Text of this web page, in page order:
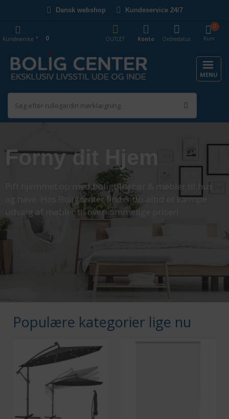
Dansk webshop Kundeservice 24/7
Kurv
0
OUTLET
Konto Ordrestatus
Kundeservice 0
MENU
Forny dit Hjem
Pift hjemmet op med boligtilbehør & møbler til hus
og have. Hos Boligcenter finder du altid et kæmpe
udvalg af møbler til overkommelige priser!
Populære kategorier lige nu